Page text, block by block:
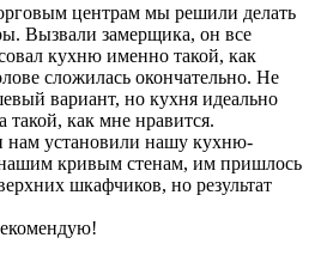
центрам мы решили делать
Вызвали замерщика, он все
кухню именно такой, как
сложилась окончательно. Не
вариант, но кухня идеально
такой, как мне нравится.
нам установили нашу кухню-
кривым стенам, им пришлось
шкафчиков, но результат